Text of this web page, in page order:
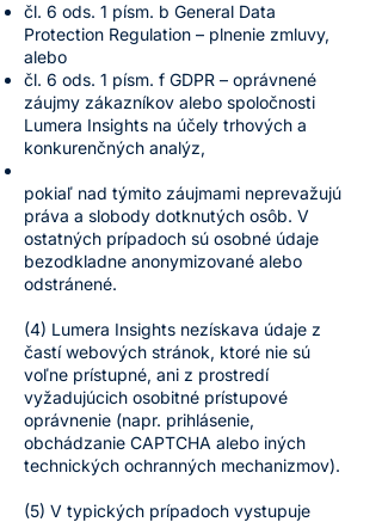
čl. 6 ods. 1 písm. b General Data
Protection Regulation – plnenie zmluvy,
alebo
čl. 6 ods. 1 písm. f GDPR – oprávnené
záujmy zákazníkov alebo spoločnosti
Lumera Insights na účely trhových a
konkurenčných analýz,
pokiaľ nad týmito záujmami neprevažujú
práva a slobody dotknutých osôb. V
ostatných prípadoch sú osobné údaje
bezodkladne anonymizované alebo
odstránené.
(4) Lumera Insights nezískava údaje z
častí webových stránok, ktoré nie sú
voľne prístupné, ani z prostredí
vyžadujúcich osobitné prístupové
oprávnenie (napr. prihlásenie,
obchádzanie CAPTCHA alebo iných
technických ochranných mechanizmov).
(5) V typických prípadoch vystupuje